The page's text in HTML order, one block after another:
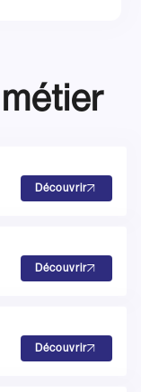
Découvrir
Découvrir
Découvrir